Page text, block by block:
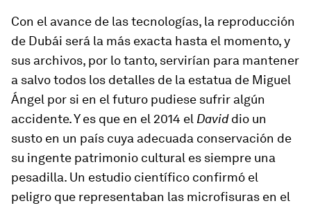
Con el avance de las tecnologías, la reproducción
de Dubái será la más exacta hasta el momento, y
sus archivos, por lo tanto, servirían para mantener
a salvo todos los detalles de la estatua de Miguel
Ángel por si en el futuro pudiese sufrir algún
accidente. Y es que en el 2014 el Daviddio un
susto en un país cuya adecuada conservación de
su ingente patrimonio cultural es siempre una
pesadilla. Un estudio científico confirmó el
peligro que representaban las microfisuras en el